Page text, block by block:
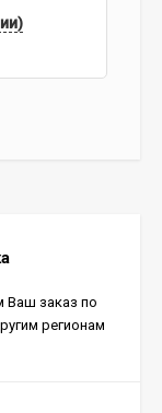
Ваш заказ по
регионам